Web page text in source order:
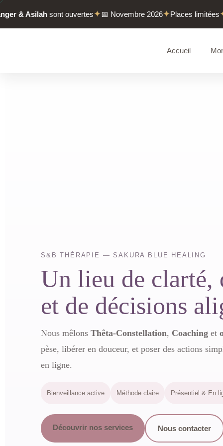
au
Asilahsont ouvertes✦📅 Novembre 2026 ✦Places limitées✦
Accueil
S&B THÉRAPIE — SAKURA BLUE HEALING
Un lieu de clarté,
et de décisions
Nous mêlons Thêta-Constellation, Coaching et
pèse, libérer en douceur, et poser des actions
en ligne.
Bienveillance active Méthode claire Présentiel & En
Découvrir nos services Nous contacter